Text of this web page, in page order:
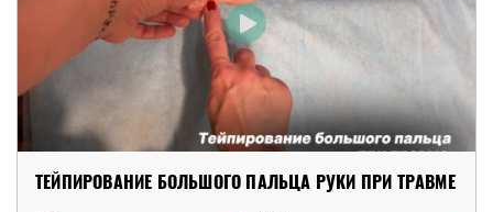
ТЕЙПИРОВАНИЕ БОЛЬШОГО ПАЛЬЦА РУКИ ПРИ ТРАВМЕ